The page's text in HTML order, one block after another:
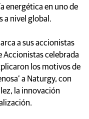
energética en uno de
a nivel global.
a sus accionistas
Accionistas celebrada
los motivos de
a Naturgy, con
la innovación